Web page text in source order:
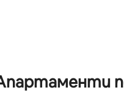
5, 121 отзива